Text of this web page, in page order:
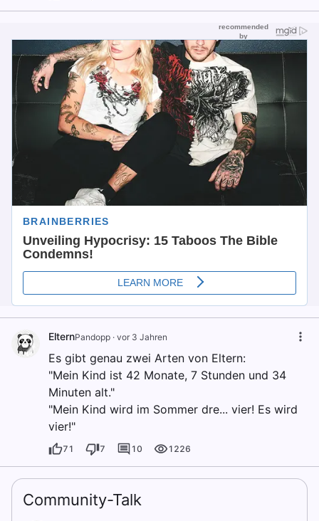
ElternPandopp · vor 3 Jahren
Es gibt genau zwei Arten von Eltern:
"Mein Kind ist 42 Monate, 7 Stunden und 34
Minuten alt."
"Mein Kind wird im Sommer dre... vier! Es wird
vier!"
71 7 10 1226
Community-Talk